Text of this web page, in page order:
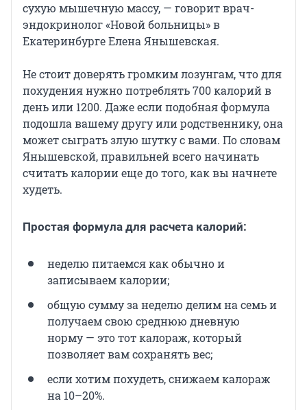
сухую мышечную массу, — говорит врач-
эндокринолог «Новой больницы» в
Екатеринбурге Елена Янышевская.
Не стоит доверять громким лозунгам, что для
похудения нужно потреблять 700 калорий в
день или 1200. Даже если подобная формула
подошла вашему другу или родственнику, она
может сыграть злую шутку с вами. По словам
Янышевской, правильней всего начинать
считать калории еще до того, как вы начнете
худеть.
Простая формула для расчета калорий:
неделю питаемся как обычно и
записываем калории;
общую сумму за неделю делим на семь и
получаем свою среднюю дневную
норму — это тот калораж, который
позволяет вам сохранять вес;
если хотим похудеть, снижаем калораж
на 10–20%.